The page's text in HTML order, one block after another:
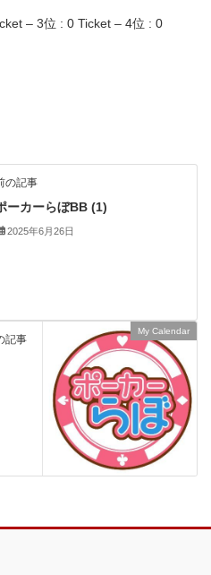
– 3位 : 0 Ticket – 4位 : 0
の記事
ーカーらぼBB (1)
2025年6月26日
My Calendar
記事